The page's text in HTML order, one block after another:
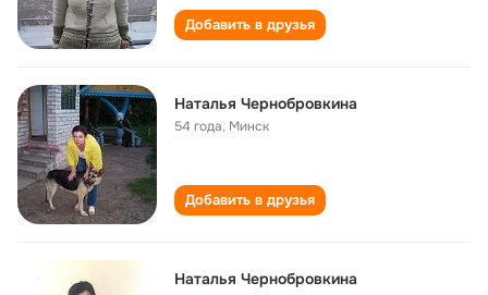
Добавить в друзья
Наталья Чернобровкина
54 года, Минск
Добавить в друзья
Наталья Чернобровкина